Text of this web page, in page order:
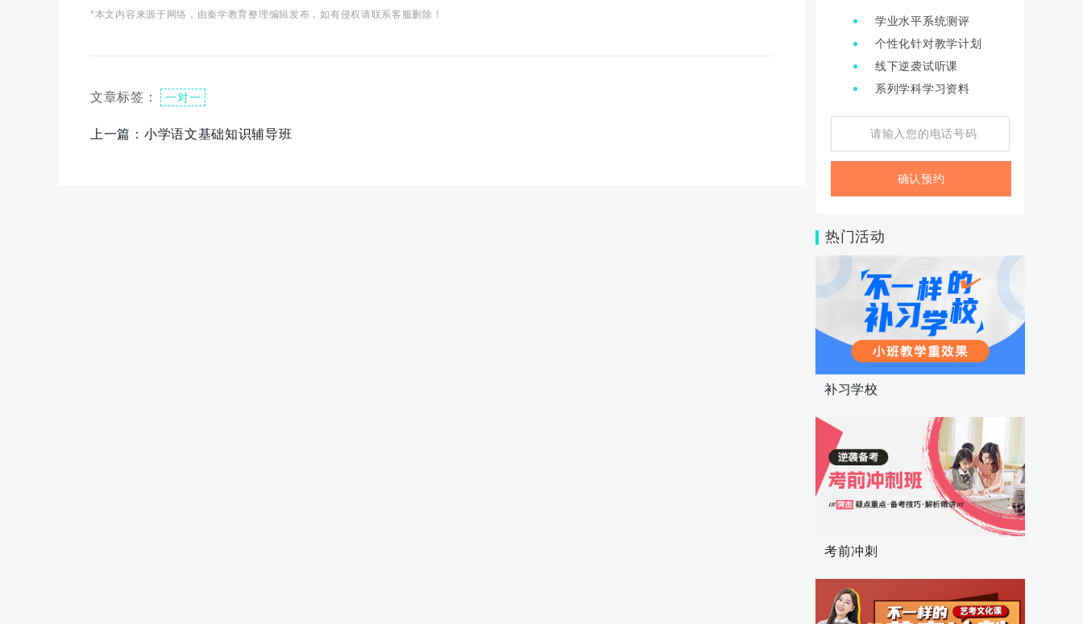
*本文内容来源于网络，由秦学教育整理编辑发布，如有侵权请联系客服删除！
文章标签： 一对一
上一篇： 小学语文基础知识辅导班
学业水平系统测评
个性化针对教学计划
线下逆袭试听课
系列学科学习资料
确认预约
热门活动
补习学校
考前冲刺